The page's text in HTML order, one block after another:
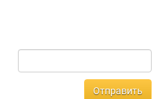
Отправить